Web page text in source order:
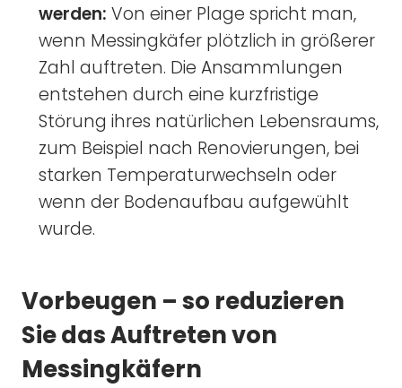
werden: Von einer Plage spricht man,
wenn Messingkäfer plötzlich in größerer
Zahl auftreten. Die Ansammlungen
entstehen durch eine kurzfristige
Störung ihres natürlichen Lebensraums,
zum Beispiel nach Renovierungen, bei
starken Temperaturwechseln oder
wenn der Bodenaufbau aufgewühlt
wurde.
Vorbeugen – so reduzieren
Sie das Auftreten von
Messingkäfern